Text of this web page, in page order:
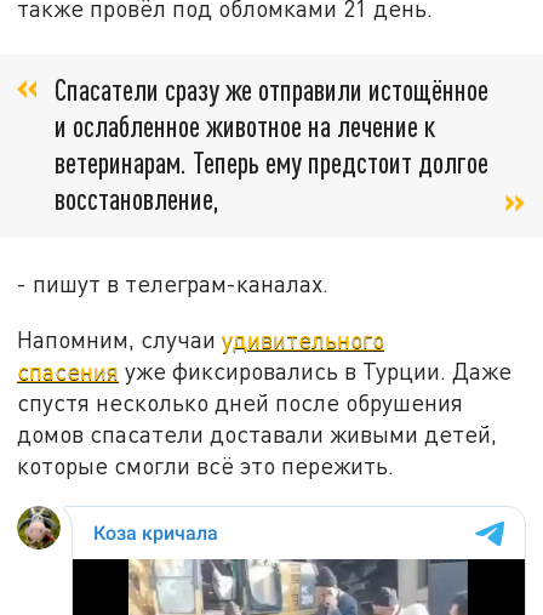
также провёл под обломками 21 день.
Спасатели сразу же отправили истощённое
и ослабленное животное на лечение к
ветеринарам. Теперь ему предстоит долгое
восстановление,
- пишут в телеграм-каналах.
Напомним, случаиудивительного
спасения уже фиксировались в Турции. Даже
спустя несколько дней после обрушения
домов спасатели доставали живыми детей,
которые смогли всё это пережить.